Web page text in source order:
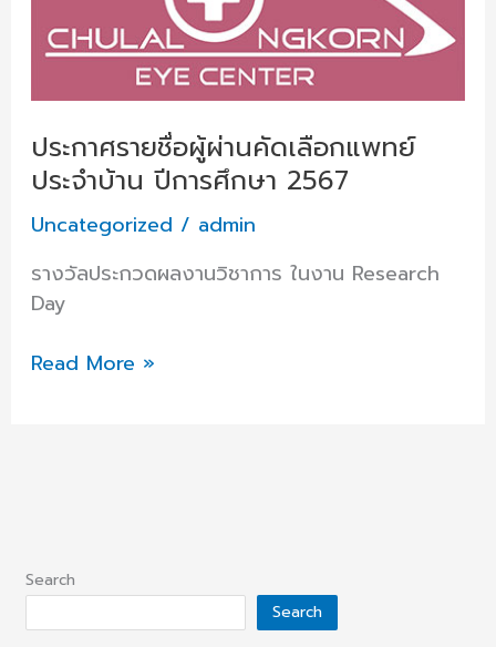
ประกาศรายชื่อผู้ผ่านคัดเลือกแพทย์
ประจำบ้าน ปีการศึกษา 2567
Uncategorized / admin
รางวัลประกวดผลงานวิชาการ ในงาน Research
Day
ศึกษา
2567
Read More »
Search
Search